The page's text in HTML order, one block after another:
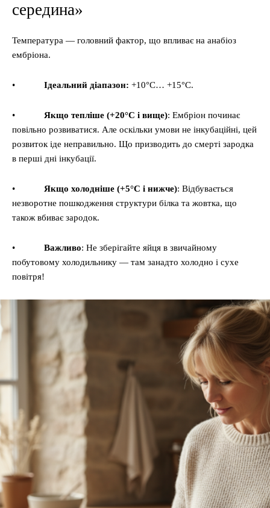
середина»
Температура — головний фактор, що впливає на анабіоз
ембріона.
• Ідеальний діапазон: +10°C… +15°C.
• Якщо тепліше (+20°C і вище): Ембріон починає
повільно розвиватися. Але оскільки умови не інкубаційні, цей
розвиток іде неправильно. Що призводить до смерті зародка
в перші дні інкубації.
• Якщо холодніше (+5°C і нижче): Відбувається
незворотне пошкодження структури білка та жовтка, що
також вбиває зародок.
• Важливо: Не зберігайте яйця в звичайному
побутовому холодильнику — там занадто холодно і сухе
повітря!